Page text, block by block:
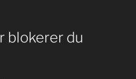
blokerer du